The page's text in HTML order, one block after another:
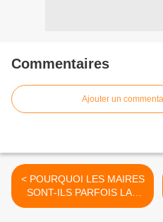
Commentaires
Ajouter un
< POURQUOI LES MAIRES
SONT-ILS PARFOIS LAS
ET FATIGUÉS ?